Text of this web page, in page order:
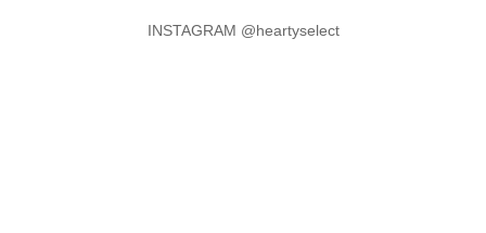
INSTAGRAM @heartyselect